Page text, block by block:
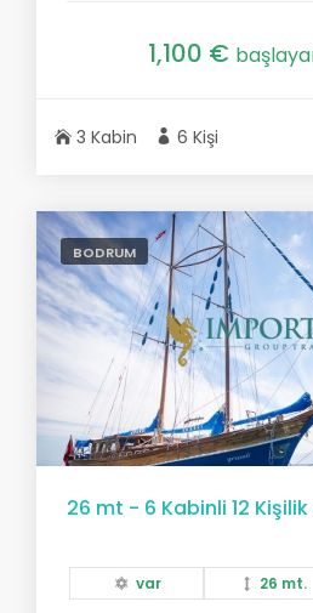
1,100 €
3 Kabin 6 Kişi
BODRUM
26 mt - 6 Kabinli 12
var 26 mt.